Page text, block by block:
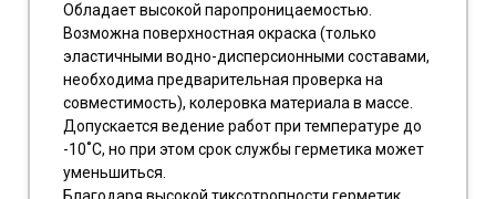
Обладает высокой паропроницаемостью.
Возможна поверхностная окраска (только
эластичными водно-дисперсионными составами,
необходима предварительная проверка на
совместимость), колеровка материала в массе.
Допускается ведение работ при температуре до
-10˚С, но при этом срок службы герметика может
уменьшиться.